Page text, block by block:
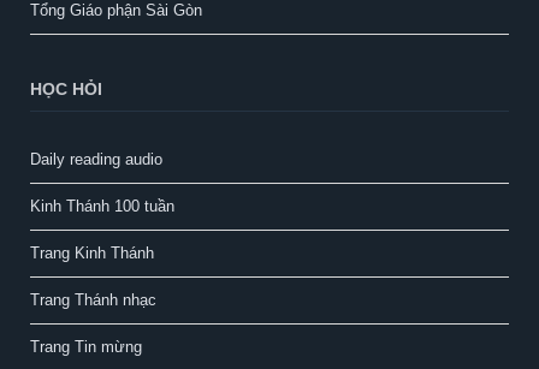
Tổng Giáo phận Sài Gòn
HỌC HỎI
Daily reading audio
Kinh Thánh 100 tuần
Trang Kinh Thánh
Trang Thánh nhạc
Trang Tin mừng